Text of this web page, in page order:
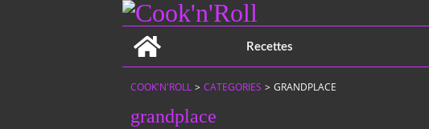
Recettes
COOK'N'ROLL > CATEGORIES > GRANDPLACE
grandplace